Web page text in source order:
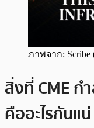
ภาพจาก: Scribe
สิ่งที่ CME ก
คืออะไรกันแน่